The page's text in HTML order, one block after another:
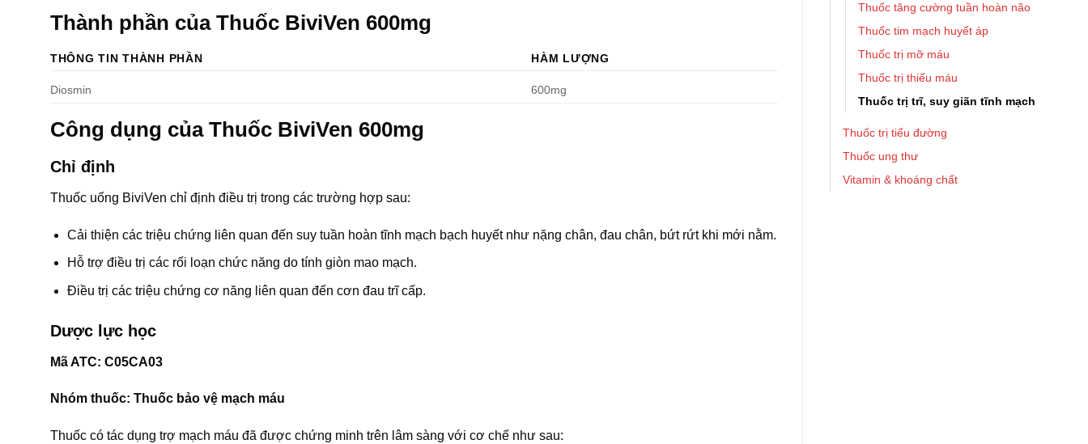
Thuốc tăng cường tuần hoàn não
Thuốc tim mạch huyết áp
Thuốc trị mỡ máu
Thuốc trị thiếu máu
Thuốc trị trĩ, suy giãn tĩnh mạch
Thuốc trị tiểu đường
Thuốc ung thư
Vitamin & khoáng chất
Thành phần của Thuốc BiviVen 600mg
THÔNG TIN THÀNH PHẦN HÀM LƯỢNG
Diosmin 600mg
Công dụng của Thuốc BiviVen 600mg
Chỉ định
Thuốc uống BiviVen chỉ định điều trị trong các trường hợp sau:
Cải thiện các triệu chứng liên quan đến suy tuần hoàn tĩnh mạch bạch huyết như nặng chân, đau chân, bứt rứt khi mới nằm.
Hỗ trợ điều trị các rối loạn chức năng do tính giòn mao mạch.
Điều trị các triệu chứng cơ năng liên quan đến cơn đau trĩ cấp.
Dược lực học
Mã ATC: C05CA03
Nhóm thuốc: Thuốc bảo vệ mạch máu
Thuốc có tác dụng trợ mạch máu đã được chứng minh trên lâm sàng với cơ chế như sau: